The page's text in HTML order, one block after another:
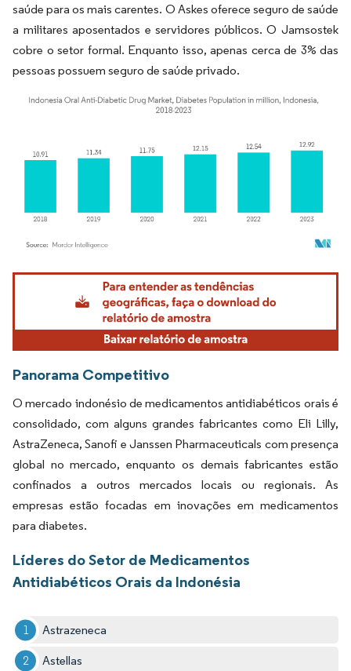
saúde para os mais carentes. O Askes oferece seguro de saúde
a militares aposentados e servidores públicos. O Jamsostek
cobre o setor formal. Enquanto isso, apenas cerca de 3% das
pessoas possuem seguro de saúde privado.
Imagem © Mordor Intelligence. O reuso requer atribuição conforme CC BY 4.0.
Panorama Competitivo
O mercado indonésio de medicamentos antidiabéticos orais é
consolidado, com alguns grandes fabricantes como Eli Lilly,
AstraZeneca, Sanofi e Janssen Pharmaceuticals com presença
global no mercado, enquanto os demais fabricantes estão
confinados a outros mercados locais ou regionais. As
empresas estão focadas em inovações em medicamentos
para diabetes.
Líderes do Setor de Medicamentos
Antidiabéticos Orais da Indonésia
Astrazeneca
Astellas